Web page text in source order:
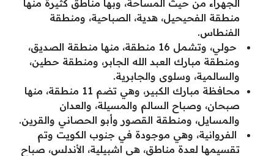
الجهراء من حيث المساحة، وبها مناطق كثيرة منها
منطقة الفحيحيل، هدية، الصباحية، ومنطقة
الفنطاس.
حولي، وتشمل 16 منطقة، منها منطقة الصديق،
ومنطقة مبارك العبد الله الجابر، ومنطقة حطين،
والسالمية، وسلوى والجابرية.
محافظة مبارك الكبير، وهي تضم 11 منطقة، منها
صبحان، وصباح السالم والمسيلة، والعدان
والمسايل، ومنطقة القصور وأبو الحصاني والقرين.
الفروانية، وهي موجودة في جنوب الكويت وتم
تقسيمها لعدة مناطق، هي اشبيلية، الأندلس، صباح